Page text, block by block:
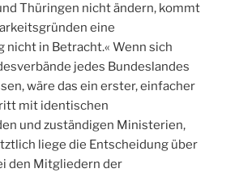
Thüringen nicht ändern, kommt
eine
nicht in Betracht.« Wenn sich
jedes Bundeslandes
wäre das ein erster, einfacher
mit identischen
und zuständigen Ministerien,
liege die Entscheidung über
den Mitgliedern der